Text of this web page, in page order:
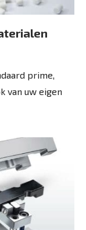
prime,
van uw eigen